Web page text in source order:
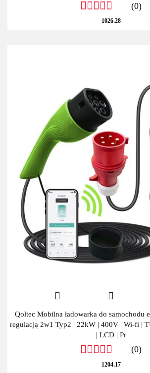
(0)
1026.28
Qoltec Mobilna ładowarka do samochodu
regulacją 2w1 Typ2 | 22kW | 400V | Wi-fi |
| LCD | Pr
(0)
1204.17